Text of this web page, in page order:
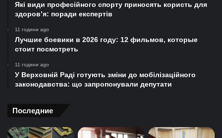
Які види професійного спорту приносять користь для
здоров’я: поради експертів
11 години ago
Лучшие боевики в 2026 году: 12 фильмов, которые
стоит посмотреть
11 години ago
У Верховній Раді готують зміни до мобілізаційного
законодавства: що запропонували депутати
Последние